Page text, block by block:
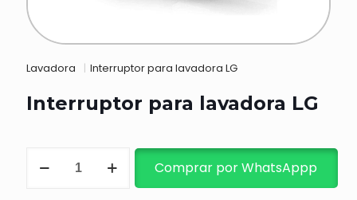
Lavadora Interruptor para lavadora LG
Interruptor para lavadora LG
para
Comprar por WhatsAppp